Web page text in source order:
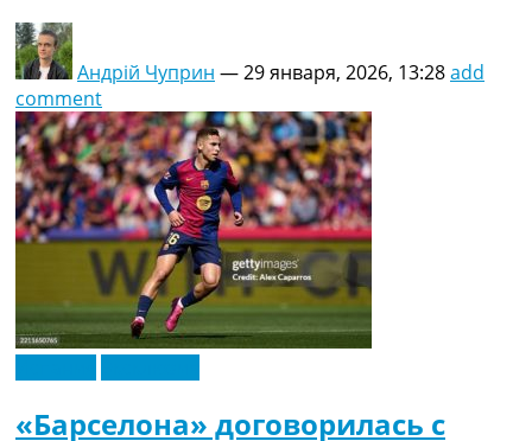
Андрій Чуприн —29 января, 2026, 13:28add
comment
«Барселона» договорилась с